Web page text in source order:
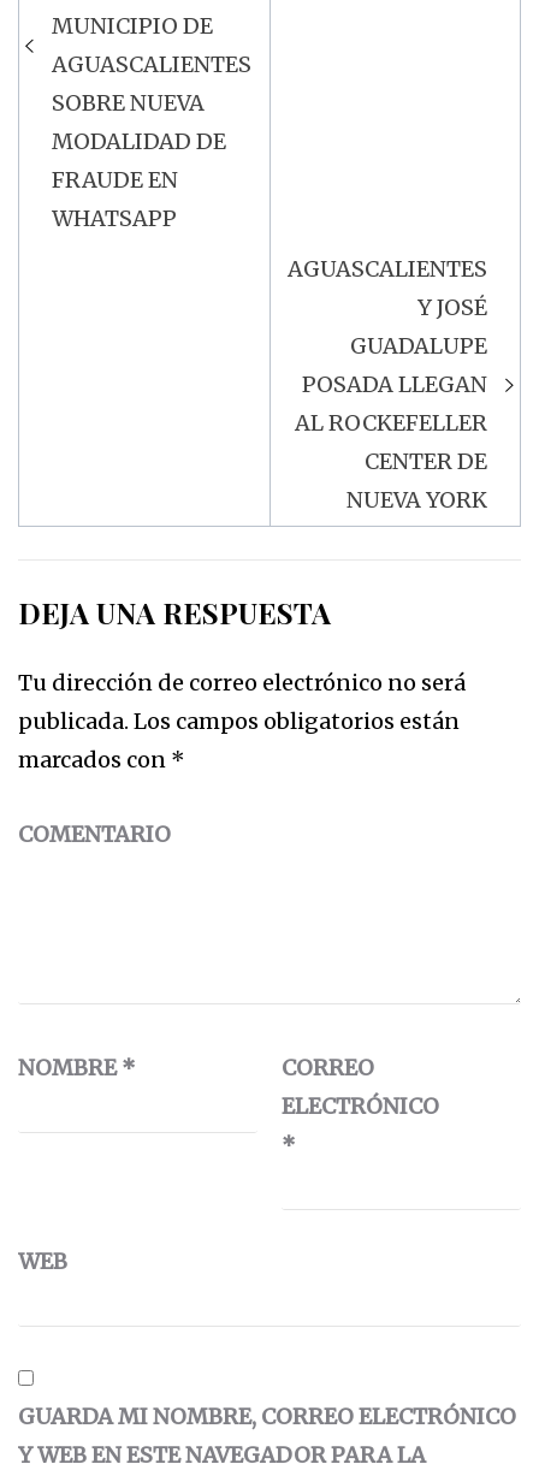
MUNICIPIO DE
AGUASCALIENTES
SOBRE NUEVA
MODALIDAD DE
FRAUDE EN
WHATSAPP
AGUASCALIENTES
Y JOSÉ
GUADALUPE
POSADA LLEGAN
AL ROCKEFELLER
CENTER DE
NUEVA YORK
DEJA UNA RESPUESTA
Tu dirección de correo electrónico no será
publicada. Los campos obligatorios están
marcados con *
COMENTARIO
NOMBRE*
CORREO
ELECTRÓNICO
*
WEB
GUARDA MI NOMBRE, CORREO ELECTRÓNICO
Y WEB EN ESTE NAVEGADOR PARA LA